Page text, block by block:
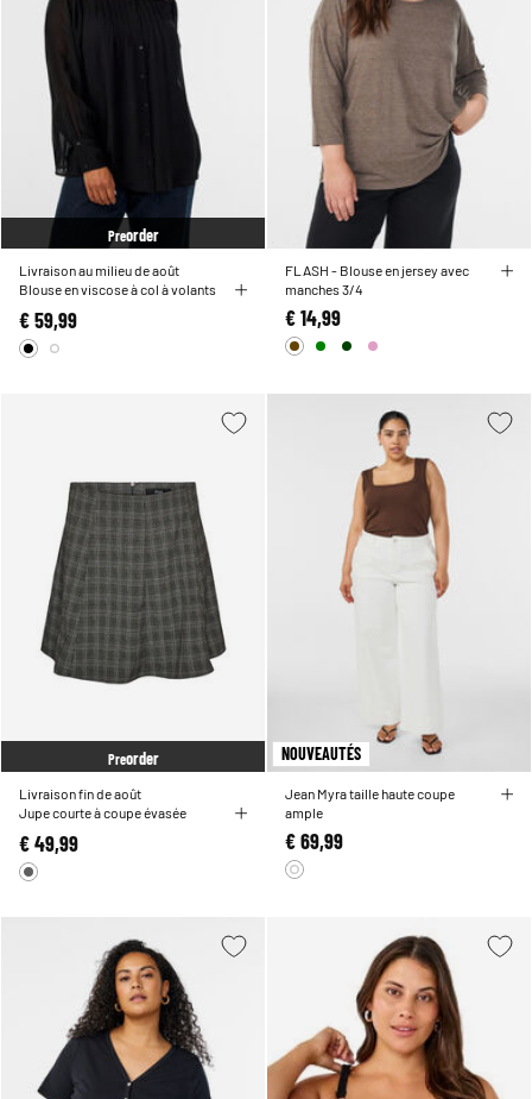
Preorder
Livraison au milieu de août
Blouse en viscose à col à volants
€ 59,99
FLASH - Blouse en jersey avec
manches 3/4
€ 14,99
Preorder
Livraison fin de août
Jupe courte à coupe évasée
€ 49,99
NOUVEAUTÉS
Jean Myra taille haute coupe
ample
€ 69,99